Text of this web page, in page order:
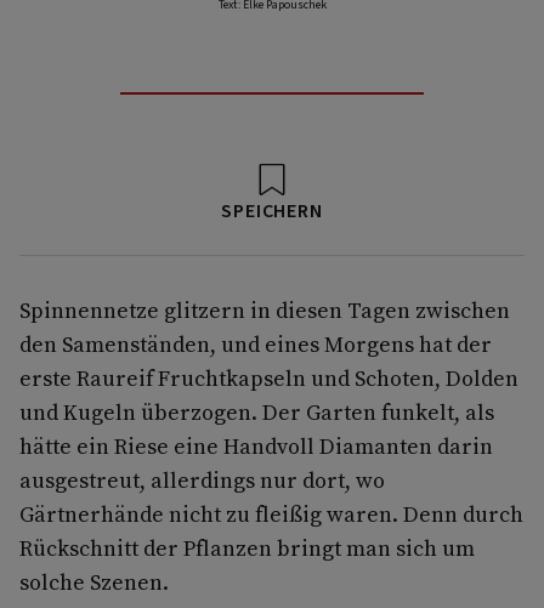
Text: Elke Papouschek
SPEICHERN
Spinnennetze glitzern in diesen Tagen zwischen
den Samenständen, und eines Morgens hat der
erste Raureif Fruchtkapseln und Schoten, Dolden
und Kugeln überzogen. Der Garten funkelt, als
hätte ein Riese eine Handvoll Diamanten darin
ausgestreut, allerdings nur dort, wo
Gärtnerhände nicht zu fleißig waren. Denn durch
Rückschnitt der Pflanzen bringt man sich um
solche Szenen.